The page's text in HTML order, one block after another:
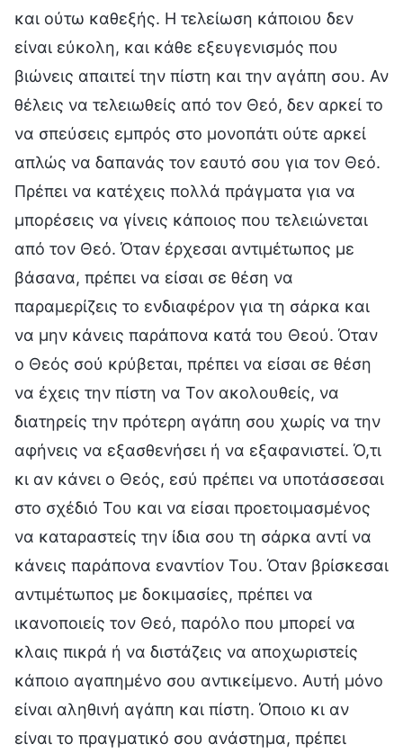
και ούτω καθεξής. Η τελείωση κάποιου δεν
είναι εύκολη, και κάθε εξευγενισμός που
βιώνεις απαιτεί την πίστη και την αγάπη σου. Αν
θέλεις να τελειωθείς από τον Θεό, δεν αρκεί το
να σπεύσεις εμπρός στο μονοπάτι ούτε αρκεί
απλώς να δαπανάς τον εαυτό σου για τον Θεό.
Πρέπει να κατέχεις πολλά πράγματα για να
μπορέσεις να γίνεις κάποιος που τελειώνεται
από τον Θεό. Όταν έρχεσαι αντιμέτωπος με
βάσανα, πρέπει να είσαι σε θέση να
παραμερίζεις το ενδιαφέρον για τη σάρκα και
να μην κάνεις παράπονα κατά του Θεού. Όταν
ο Θεός σού κρύβεται, πρέπει να είσαι σε θέση
να έχεις την πίστη να Τον ακολουθείς, να
διατηρείς την πρότερη αγάπη σου χωρίς να την
αφήνεις να εξασθενήσει ή να εξαφανιστεί. Ό,τι
κι αν κάνει ο Θεός, εσύ πρέπει να υποτάσσεσαι
στο σχέδιό Του και να είσαι προετοιμασμένος
να καταραστείς την ίδια σου τη σάρκα αντί να
κάνεις παράπονα εναντίον Του. Όταν βρίσκεσαι
αντιμέτωπος με δοκιμασίες, πρέπει να
ικανοποιείς τον Θεό, παρόλο που μπορεί να
κλαις πικρά ή να διστάζεις να αποχωριστείς
κάποιο αγαπημένο σου αντικείμενο. Αυτή μόνο
είναι αληθινή αγάπη και πίστη. Όποιο κι αν
είναι το πραγματικό σου ανάστημα, πρέπει